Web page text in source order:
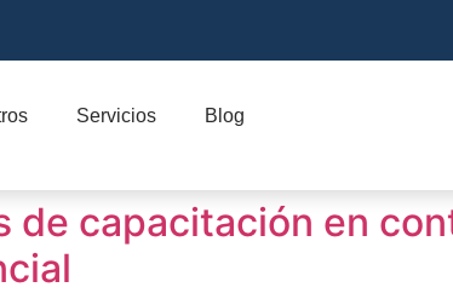
Servicios Blog
de capacitación en